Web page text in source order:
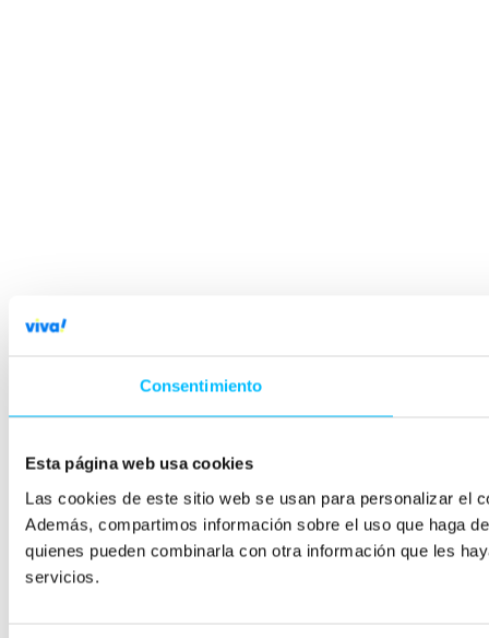
Consentimiento
Esta página web usa cookies
Las cookies de este sitio web se usan para personalizar el
Además, compartimos información sobre el uso que haga
quienes pueden combinarla con otra información que les
servicios.